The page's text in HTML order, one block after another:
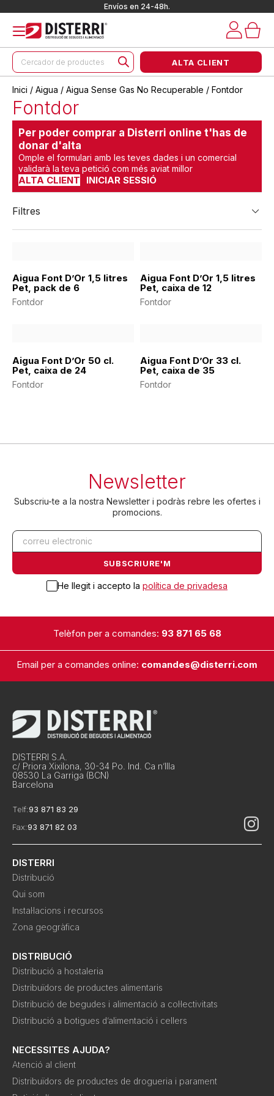
Envíos en 24-48h.
Products
search
ALTA CLIENT
Inici / Aigua / Aigua Sense Gas No Recuperable / Fontdor
Fontdor
Per poder comprar a Disterri online t'has de
donar d'alta
Omple el formulari amb les teves dades i un comercial
validarà la teva petició com més aviat millor
ALTA CLIENT INICIAR SESSIÓ
Filtres
Aigua Font D’Or 1,5 litres
Pet, pack de 6
Fontdor
Aigua Font D’Or 1,5 litres
Pet, caixa de 12
Fontdor
Aigua Font D’Or 50 cl.
Pet, caixa de 24
Fontdor
Aigua Font D’Or 33 cl.
Pet, caixa de 35
Fontdor
Newsletter
Subscriu-te a la nostra Newsletter i podràs rebre les ofertes i
promocions.
He llegit i accepto la política de privadesa
Telèfon per a comandes: 93 871 65 68
Email per a comandes online: comandes@disterri.com
DISTERRI S.A.
c/ Priora Xixilona, 30-34 Po. Ind. Ca n’Illa
08530 La Garriga (BCN)
Barcelona
Telf:93 871 83 29
Fax:93 871 82 03
DISTERRI
Distribució
Qui som
Instal·lacions i recursos
Zona geogràfica
DISTRIBUCIÓ
Distribució a hostaleria
Distribuïdors de productes alimentaris
Distribució de begudes i alimentació a col·lectivitats
Distribució a botigues d’alimentació i cellers
NECESSITES AJUDA?
Atenció al client
Distribuïdors de productes de drogueria i parament